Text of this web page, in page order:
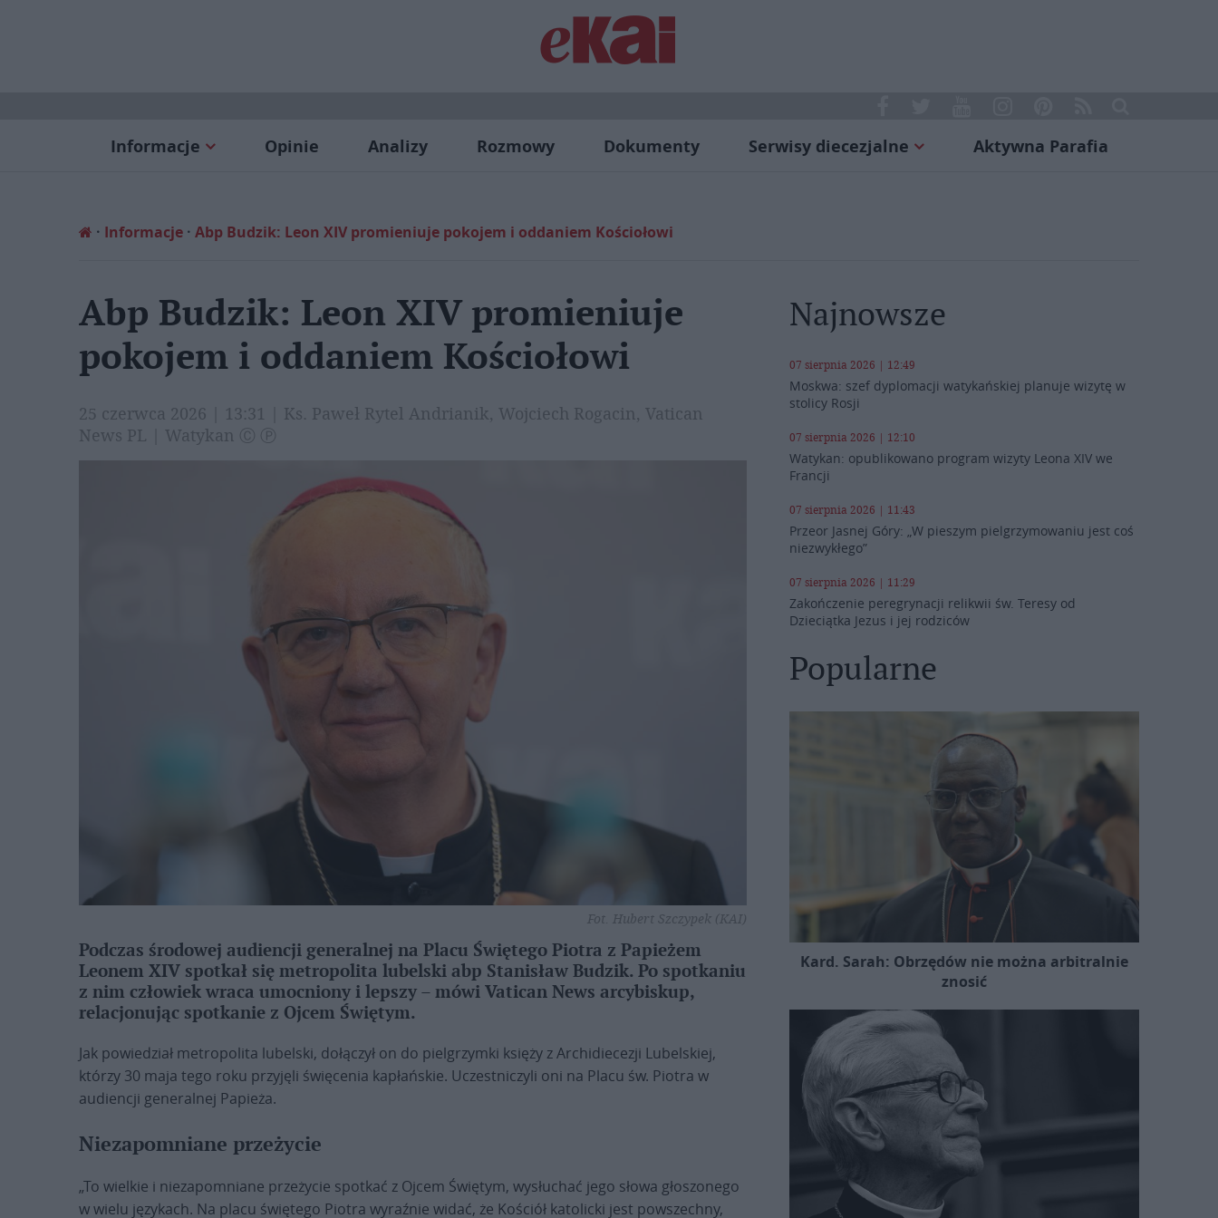
Informacje Opinie Analizy Rozmowy Dokumenty Serwisy diecezjalne Aktywna Parafia
Informacje Abp Budzik: Leon XIV promieniuje pokojem i oddaniem Kościołowi
Abp Budzik: Leon XIV promieniuje
pokojem i oddaniem Kościołowi
25 czerwca 2026 | 13:31 | Ks. Paweł Rytel Andrianik, Wojciech Rogacin, Vatican
News PL | Watykan Ⓒ Ⓟ
Fot. Hubert Szczypek (KAI)
Podczas środowej audiencji generalnej na Placu Świętego Piotra z Papieżem
Leonem XIV spotkał się metropolita lubelski abp Stanisław Budzik. Po spotkaniu
z nim człowiek wraca umocniony i lepszy – mówi Vatican News arcybiskup,
relacjonując spotkanie z Ojcem Świętym.
Jak powiedział metropolita lubelski, dołączył on do pielgrzymki księży z Archidiecezji Lubelskiej,
którzy 30 maja tego roku przyjęli święcenia kapłańskie. Uczestniczyli oni na Placu św. Piotra w
audiencji generalnej Papieża.
Niezapomniane przeżycie
„To wielkie i niezapomniane przeżycie spotkać z Ojcem Świętym, wysłuchać jego słowa głoszonego
w wielu językach. Na placu świętego Piotra wyraźnie widać, że Kościół katolicki jest powszechny,
Najnowsze
07 sierpnia 2026 | 12:49
Moskwa: szef dyplomacji watykańskiej planuje wizytę w
stolicy Rosji
07 sierpnia 2026 | 12:10
Watykan: opublikowano program wizyty Leona XIV we
Francji
07 sierpnia 2026 | 11:43
Przeor Jasnej Góry: „W pieszym pielgrzymowaniu jest coś
niezwykłego”
07 sierpnia 2026 | 11:29
Zakończenie peregrynacji relikwii św. Teresy od
Dzieciątka Jezus i jej rodziców
Popularne
Kard. Sarah: Obrzędów nie można arbitralnie
znosić